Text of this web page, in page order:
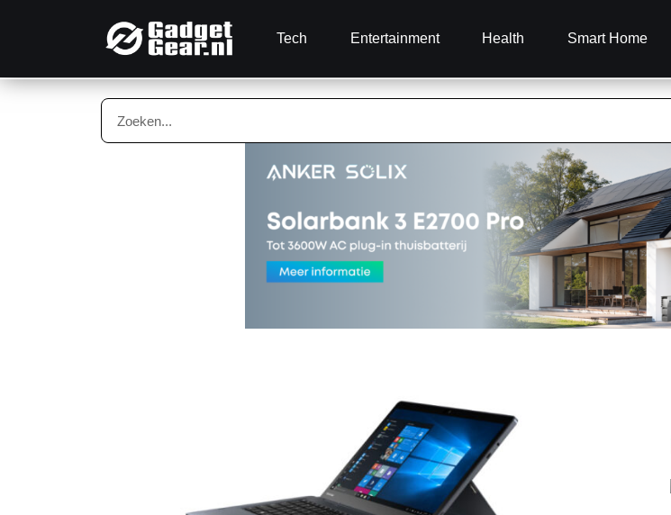
Tech Entertainment Health Smart Home